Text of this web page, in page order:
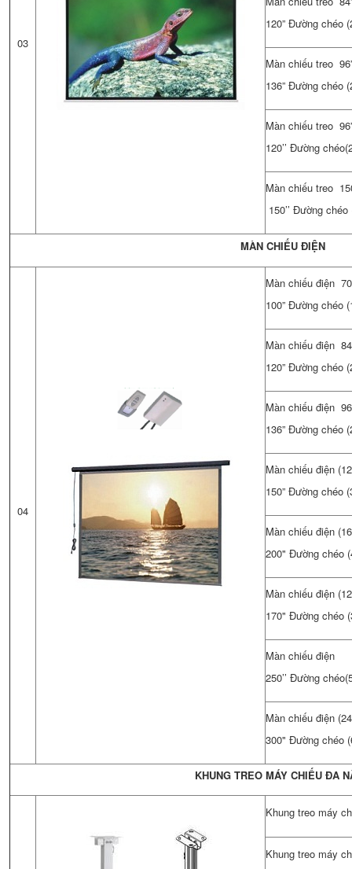
03
120” Đường chéo
Màn chiếu treo
136” Đường chéo
Màn chiếu treo
120’’ Đường
Màn chiếu treo
150’’ Đường chéo
MÀN CHIẾU ĐIỆN
04
Màn chiếu điện
100” Đường chéo
Màn chiếu điện
120” Đường chéo
Màn chiếu điện
136” Đường chéo
Màn chiếu điện
150” Đường chéo
Màn chiếu điện
200" Đường chéo
Màn chiếu điện
170" Đường chéo
Màn chiếu điện
250’’ Đường
Màn chiếu điện
300" Đường chéo
KHUNG TREO MÁY CHIẾU ĐA
Khung treo máy
Khung treo máy